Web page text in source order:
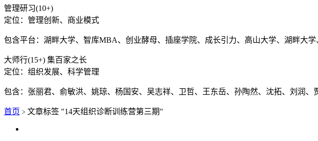
管理研习(10+)
定位：管理创新、商业模式
包含平台：湖畔大学、智库MBA、创业酵母、插座学院、成长引力、高山大学、湖畔大
大师行(15+) 集百家之长
定位：组织发展、科学管理
包含：张丽君、俞敏洪、姚琼、杨国安、吴志祥、卫哲、王东岳、孙陶然、沈拓、刘润
首页 > 文章标签 "14天组织诊断训练营第三期"